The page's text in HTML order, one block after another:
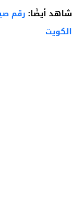
شاهد أيضًا:
الكويت